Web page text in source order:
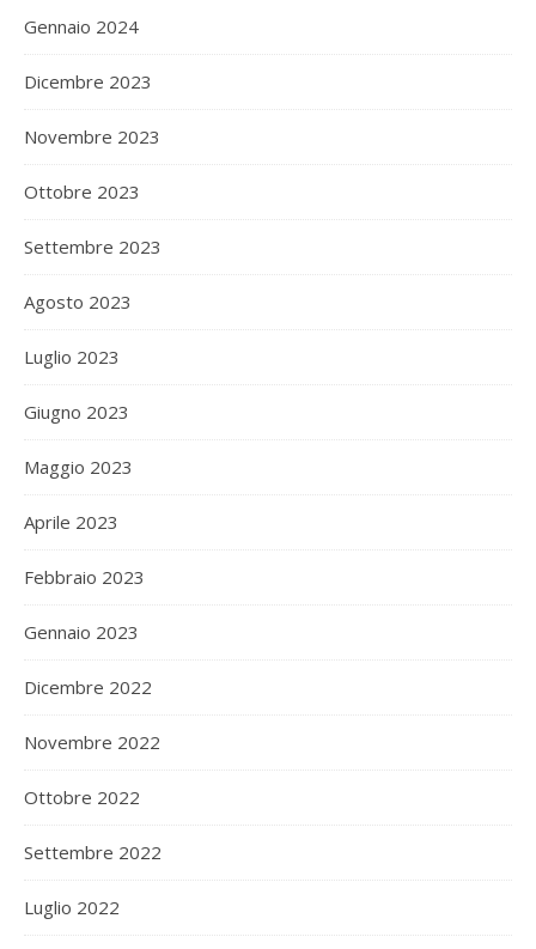
Gennaio 2024
Dicembre 2023
Novembre 2023
Ottobre 2023
Settembre 2023
Agosto 2023
Luglio 2023
Giugno 2023
Maggio 2023
Aprile 2023
Febbraio 2023
Gennaio 2023
Dicembre 2022
Novembre 2022
Ottobre 2022
Settembre 2022
Luglio 2022